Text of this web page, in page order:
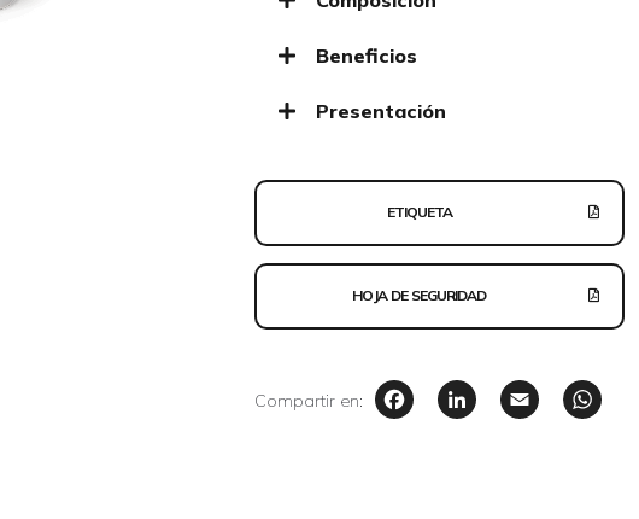
Beneficios
Presentación
ETIQUETA
HOJA DE SEGURIDAD
Compartir en: Facebook
LinkedIn
Email